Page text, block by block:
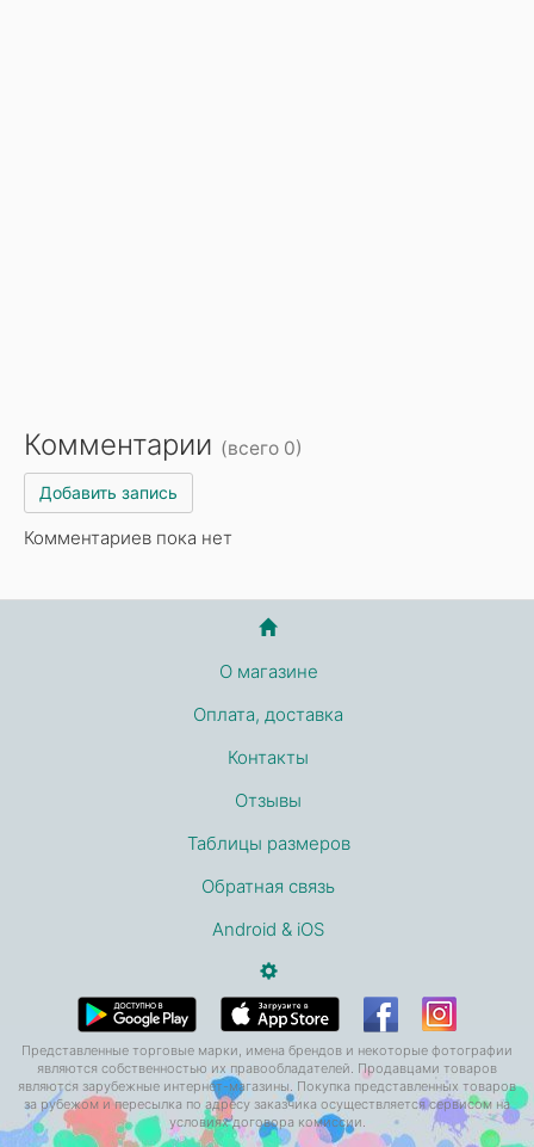
Комментарии (всего 0)
Добавить запись
Комментариев пока нет
О магазине
Оплата, доставка
Контакты
Отзывы
Таблицы размеров
Обратная связь
Android & iOS
Представленные торговые марки, имена брендов и некоторые фотографии
являются собственностью их правообладателей. Продавцами товаров
являются зарубежные интернет-магазины. Покупка представленных товаров
за рубежом и пересылка по адресу заказчика осуществляется сервисом на
условиях договора комиссии.